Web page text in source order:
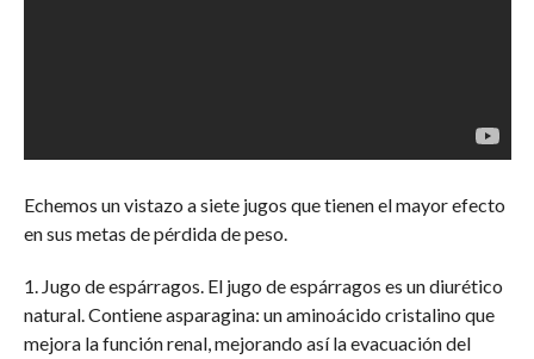
Echemos un vistazo a siete jugos que tienen el mayor efecto
en sus metas de pérdida de peso.
1. Jugo de espárragos. El jugo de espárragos es un diurético
natural. Contiene asparagina: un aminoácido cristalino que
mejora la función renal, mejorando así la evacuación del